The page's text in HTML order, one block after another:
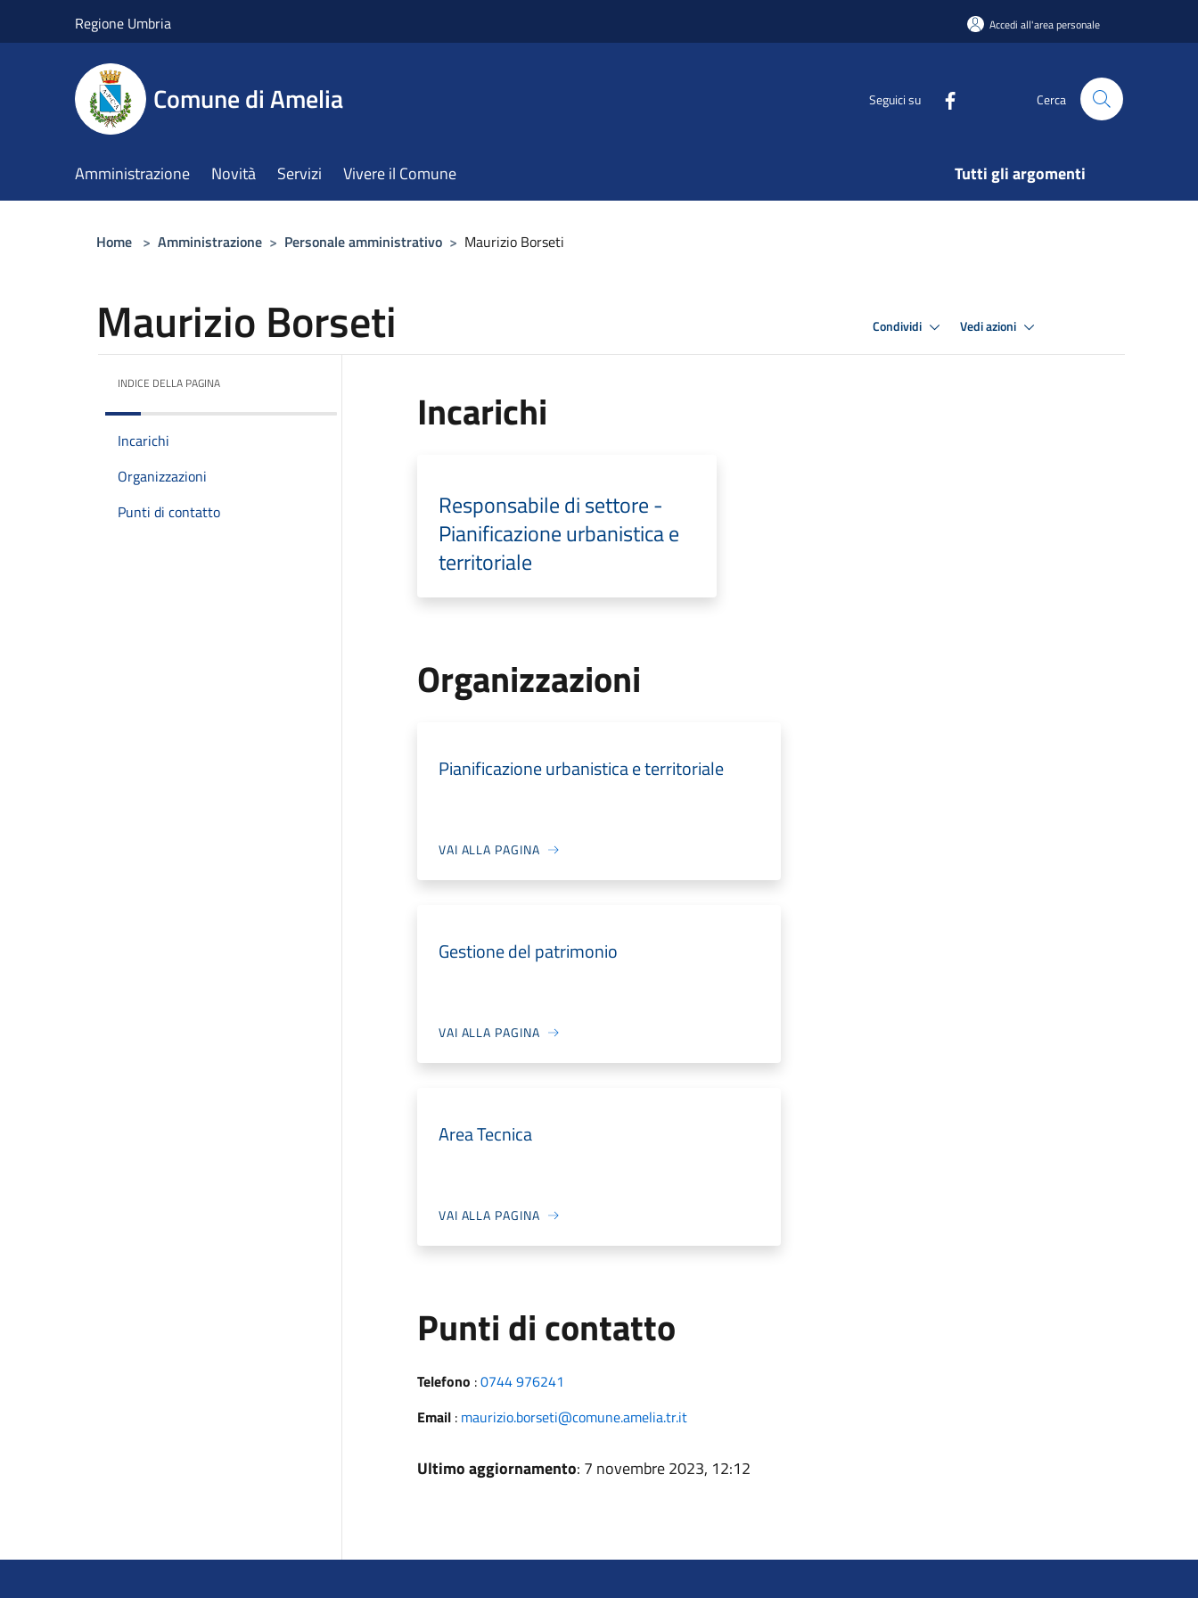
Regione Umbria Accedi all'area personale
Comune di Amelia Seguici su Cerca
Amministrazione Novità Servizi Vivere il Comune Tutti gli argomenti
Home > Amministrazione > Personale amministrativo > Maurizio Borseti
Maurizio Borseti Condividi Vedi azioni
INDICE DELLA PAGINA
Incarichi
Organizzazioni
Punti di contatto
Incarichi
Responsabile di settore -
Pianificazione urbanistica e
territoriale
Organizzazioni
Pianificazione urbanistica e territoriale
VAI ALLA PAGINA
Gestione del patrimonio
VAI ALLA PAGINA
Area Tecnica
VAI ALLA PAGINA
Punti di contatto
Telefono :0744 976241
Email: maurizio.borseti@comune.amelia.tr.it
Ultimo aggiornamento: 7 novembre 2023, 12:12